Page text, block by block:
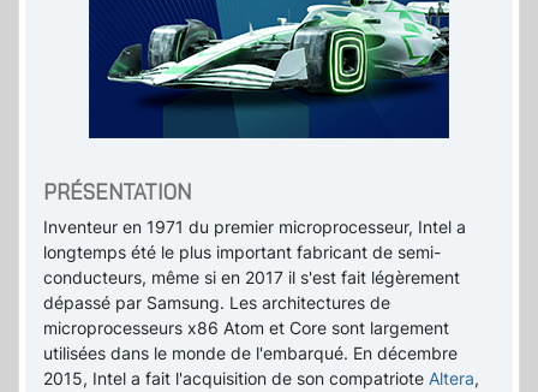
PRÉSENTATION
Inventeur en 1971 du premier microprocesseur, Intel a
longtemps été le plus important fabricant de semi-
conducteurs, même si en 2017 il s'est fait légèrement
dépassé par Samsung. Les architectures de
microprocesseurs x86 Atom et Core sont largement
utilisées dans le monde de l'embarqué. En décembre
2015, Intel a fait l'acquisition de son compatriote Altera,